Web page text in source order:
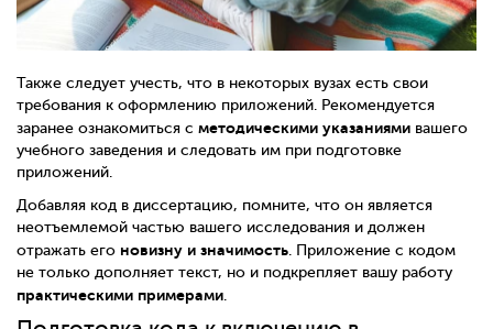
Также следует учесть, что в некоторых вузах есть свои
требования к оформлению приложений. Рекомендуется
заранее ознакомиться с методическими указаниями вашего
учебного заведения и следовать им при подготовке
приложений.
Добавляя код в диссертацию, помните, что он является
неотъемлемой частью вашего исследования и должен
отражать его новизну и значимость . Приложение с кодом
не только дополняет текст, но и подкрепляет вашу работу
практическими примерами